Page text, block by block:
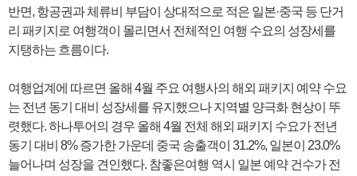
Analysis
반면, 항공권과 체류비 부담이 상대적으로 적은 일본·중국 등 단거
리 패키지로 여행객이 몰리면서 전체적인 여행 수요의 성장세를
지탱하는 흐름이다.
여행업계에 따르면 올해 4월 주요 여행사의 해외 패키지 예약 수요
는 전년 동기 대비 성장세를 유지했으나 지역별 양극화 현상이 뚜
렷했다. 하나투어의 경우 올해 4월 전체 해외 패키지 수요가 전년
동기 대비 8% 증가한 가운데 중국 송출객이 31.2%, 일본이 23.0%
늘어나며 성장을 견인했다. 참좋은여행 역시 일본 예약 건수가 전